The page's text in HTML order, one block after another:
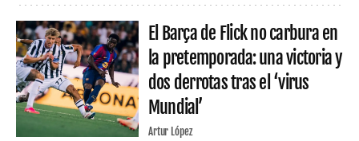
El Barça de Flick no carbura en
la pretemporada: una victoria y
dos derrotas tras el ‘virus
Mundial’
Artur López